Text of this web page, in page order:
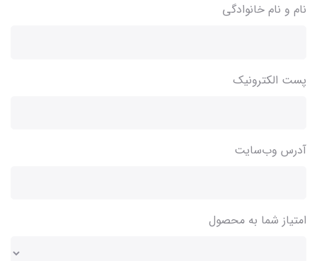
نام و نام خانوادگی
پست الکترونیک
آدرس وب‌سایت
امتیاز شما به محصول